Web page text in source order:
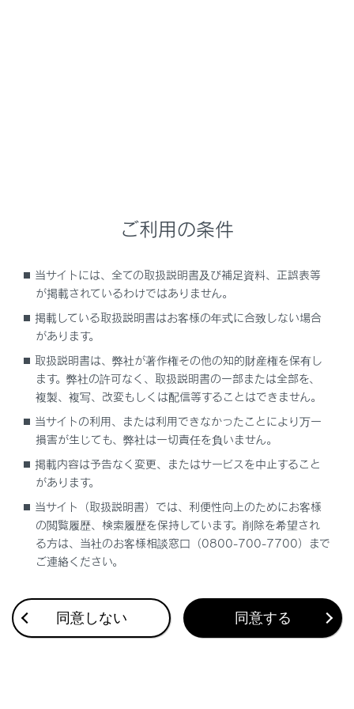
ラゲージルームに荷物を積むときの注意
バックドアの機能と働き
リヤシートの背もたれ
合わせて見られているページ
ハンドルとミラーの位置調整
キーの種類
ハイブリッドシステムの特徴
このページは役に立ちましたか？
ご利用の条件
当サイトには、全ての取扱説明書及び補足資料、正誤表等
が掲載されているわけではありません。
掲載している取扱説明書はお客様の年式に合致しない場合
があります。
取扱説明書は、弊社が著作権その他の知的財産権を保有し
ます。弊社の許可なく、取扱説明書の一部または全部を、
複製、複写、改変もしくは配信等することはできません。
当サイトの利用、または利用できなかったことにより万一
損害が生じても、弊社は一切責任を負いません。
掲載内容は予告なく変更、またはサービスを中止すること
があります。
当サイト（取扱説明書）では、利便性向上のためにお客様
の閲覧履歴、検索履歴を保持しています。削除を希望され
る方は、当社のお客様相談窓口（0800-700-7700）まで
ご連絡ください。
同意しない 同意する